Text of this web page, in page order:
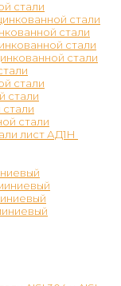
стали
стали
стали
стали
стали
стали
стали
стали
лист АД1Н